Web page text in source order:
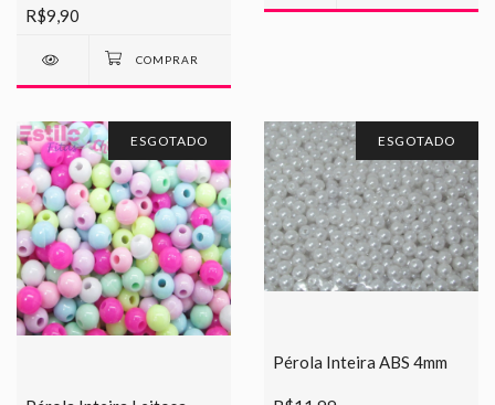
R$9,90
ESGOTADO ESGOTADO
Pérola Inteira ABS 4mm